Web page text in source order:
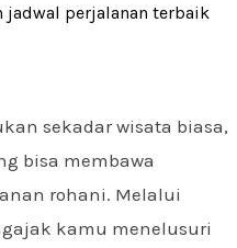
jadwal perjalanan terbaik
sekadar wisata biasa,
bisa membawa
rohani. Melalui
kamu menelusuri